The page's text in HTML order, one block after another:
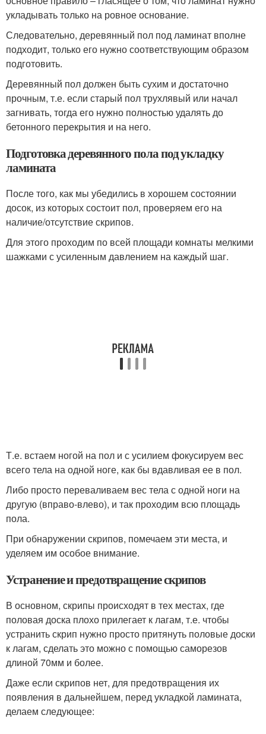
укладывать только на ровное основание.
Следовательно, деревянный пол под ламинат вполне
подходит, только его нужно соответствующим образом
подготовить.
Деревянный пол должен быть сухим и достаточно
прочным, т.е. если старый пол трухлявый или начал
загнивать, тогда его нужно полностью удалять до
бетонного перекрытия и на него.
Подготовка деревянного пола под укладку
ламината
После того, как мы убедились в хорошем состоянии
досок, из которых состоит пол, проверяем его на
наличие/отсутствие скрипов.
Для этого проходим по всей площади комнаты мелкими
шажками с усиленным давлением на каждый шаг.
Т.е. встаем ногой на пол и с усилием фокусируем вес
всего тела на одной ноге, как бы вдавливая ее в пол.
Либо просто переваливаем вес тела с одной ноги на
другую (вправо-влево), и так проходим всю площадь
пола.
При обнаружении скрипов, помечаем эти места, и
уделяем им особое внимание.
Устранение и предотвращение скрипов
В основном, скрипы происходят в тех местах, где
половая доска плохо прилегает к лагам, т.е. чтобы
устранить скрип нужно просто притянуть половые доски
к лагам, сделать это можно с помощью саморезов
длиной 70мм и более.
Даже если скрипов нет, для предотвращения их
появления в дальнейшем, перед укладкой ламината,
делаем следующее: